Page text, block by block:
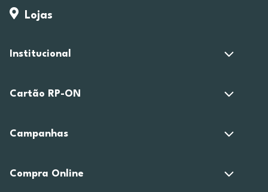
Lojas
Institucional
Cartão RP-ON
Campanhas
Compra Online